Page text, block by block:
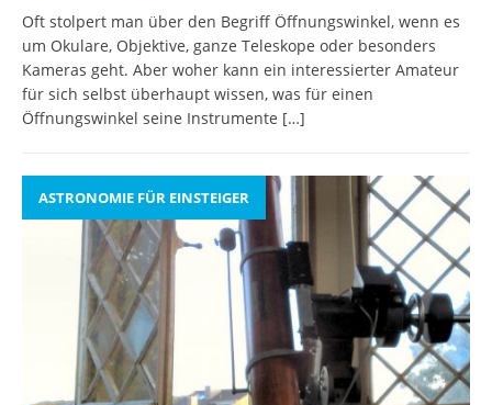
Oft stolpert man über den Begriff Öffnungswinkel, wenn es
um Okulare, Objektive, ganze Teleskope oder besonders
Kameras geht. Aber woher kann ein interessierter Amateur
für sich selbst überhaupt wissen, was für einen
Öffnungswinkel seine Instrumente […]
ASTRONOMIE FÜR EINSTEIGER